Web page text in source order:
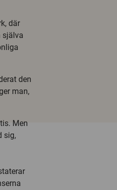
där
själva
den
man,
Men
sig,